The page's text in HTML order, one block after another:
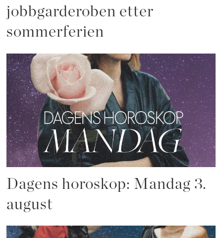
jobbgarderoben etter
sommerferien
Dagens horoskop: Mandag 3.
august